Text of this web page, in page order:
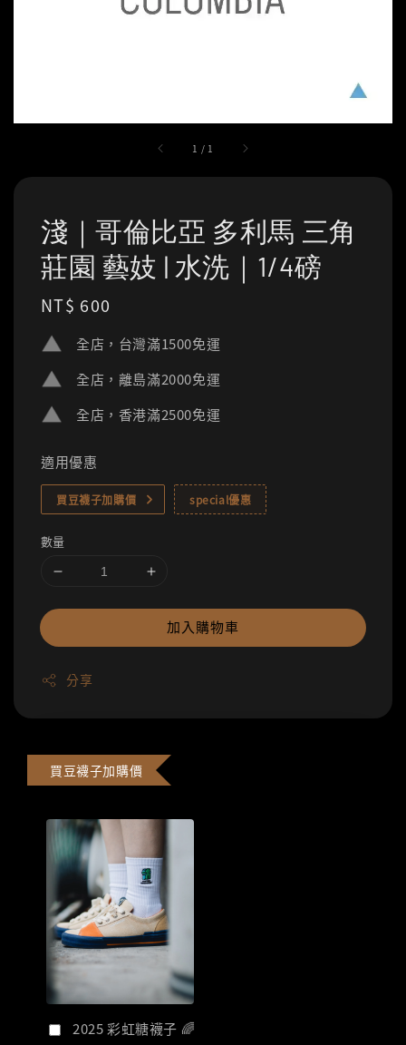
1 / 1
淺｜哥倫比亞 多利馬 三角
莊園 藝妓 | 水洗｜1/4磅
Regular
NT$ 600
全店，台灣滿1500免運
全店，離島滿2000免運
全店，香港滿2500免運
適用優惠
買豆襪子加購價 special優惠
數量
加入購物車
分享
買豆襪子加購價
2025 彩虹糖襪子 🌈